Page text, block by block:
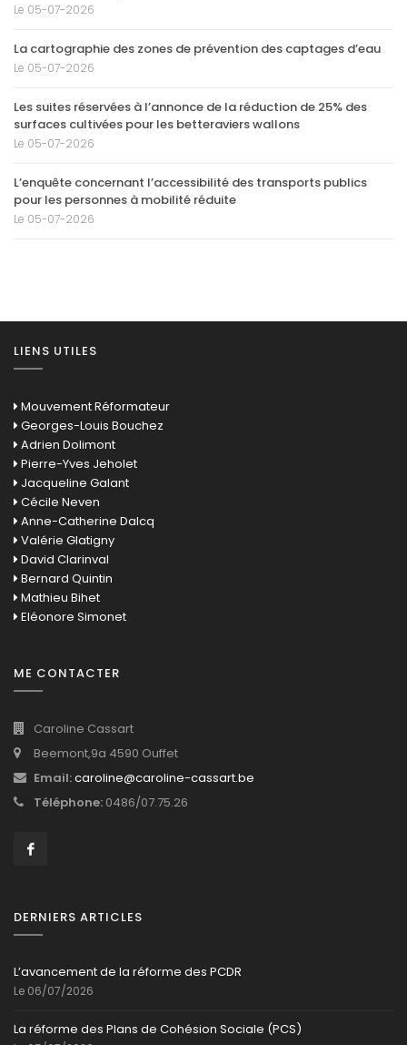
Le 05-07-2026
La cartographie des zones de prévention des captages d’eau
Le 05-07-2026
Les suites réservées à l’annonce de la réduction de 25% des
surfaces cultivées pour les betteraviers wallons
Le 05-07-2026
L’enquête concernant l’accessibilité des transports publics
pour les personnes à mobilité réduite
Le 05-07-2026
LIENS UTILES
Mouvement Réformateur
Georges-Louis Bouchez
Adrien Dolimont
Pierre-Yves Jeholet
Jacqueline Galant
Cécile Neven
Anne-Catherine Dalcq
Valérie Glatigny
David Clarinval
Bernard Quintin
Mathieu Bihet
Eléonore Simonet
ME CONTACTER
Caroline Cassart
Beemont,9a 4590 Ouffet
Email:caroline@caroline-cassart.be
Téléphone: 0486/07.75.26
DERNIERS ARTICLES
L’avancement de la réforme des PCDR
Le 06/07/2026
La réforme des Plans de Cohésion Sociale (PCS)